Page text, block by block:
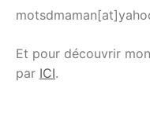
Et pour découvrir
par ICI.